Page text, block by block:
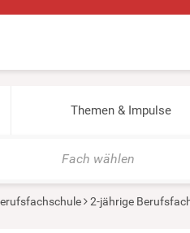
Themen & Impulse
Fach wählen
2-jährige